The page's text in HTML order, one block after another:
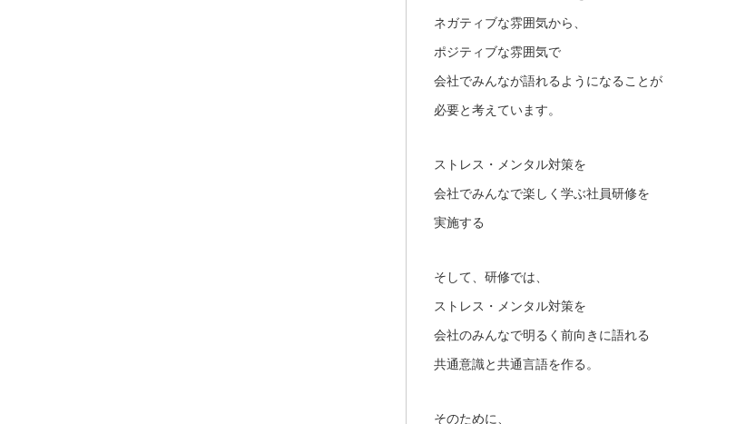
ネガティブな雰囲気から、
ポジティブな雰囲気で
会社でみんなが語れるようになることが
必要と考えています。
ストレス・メンタル対策を
会社でみんなで楽しく学ぶ社員研修を
実施する
そして、研修では、
ストレス・メンタル対策を
会社のみんなで明るく前向きに語れる
共通意識と共通言語を作る。
そのために、